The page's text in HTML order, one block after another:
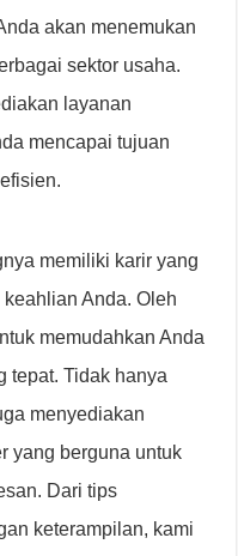
akan menemukan
sektor usaha.
layanan
mencapai tujuan
memiliki karir yang
Anda. Oleh
memudahkan Anda
tepat. Tidak hanya
menyediakan
yang berguna untuk
Dari tips
keterampilan, kami